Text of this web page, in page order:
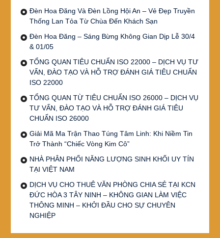
Đèn Hoa Đăng Và Đèn Lồng Hội An – Vẻ Đẹp Truyền
Thống Lan Tỏa Từ Chùa Đến Khách Sạn
Đèn Hoa Đăng – Sáng Bừng Không Gian Dịp Lễ 30/4
& 01/05
TỔNG QUAN TIÊU CHUẨN ISO 22000 – DỊCH VỤ TƯ
VẤN, ĐÀO TẠO VÀ HỖ TRỢ ĐÁNH GIÁ TIÊU CHUẨN
ISO 22000
TỔNG QUAN TỪ TIÊU CHUẨN ISO 26000 – DỊCH VỤ
TƯ VẤN, ĐÀO TẠO VÀ HỖ TRỢ ĐÁNH GIÁ TIÊU
CHUẨN ISO 26000
Giải Mã Ma Trận Thao Túng Tâm Linh: Khi Niềm Tin
Trở Thành “Chiếc Vòng Kim Cô”
NHÀ PHÂN PHỐI NĂNG LƯỢNG SINH KHỐI UY TÍN
TẠI VIỆT NAM
DỊCH VỤ CHO THUÊ VĂN PHÒNG CHIA SẺ TẠI KCN
ĐỨC HÒA 3 TÂY NINH – KHÔNG GIAN LÀM VIỆC
THÔNG MINH – KHỞI ĐẦU CHO SỰ CHUYÊN
NGHIỆP